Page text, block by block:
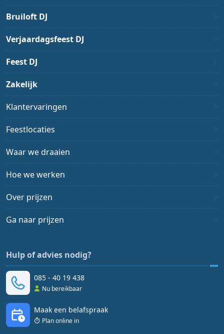
Bruiloft DJ
Verjaardagsfeest DJ
Feest DJ
Zakelijk
Klantervaringen
Feestlocaties
Waar we draaien
Hoe we werken
Over prijzen
Ga naar prijzen
Hulp of advies nodig?
085 - 40 19 438
Nu bereikbaar
Maak een belafspraak
Plan online in